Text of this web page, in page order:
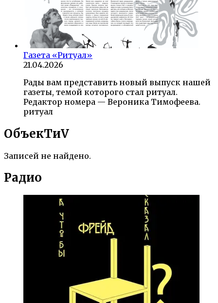
Газета «Ритуал»
21.04.2026
Рады вам представить новый выпуск нашей
газеты, темой которого стал ритуал.
Редактор номера — Вероника Тимофеева.
ритуал
ОбъекTиV
Записей не найдено.
Радио